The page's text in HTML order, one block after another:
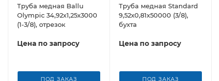
Труба медная Ballu
Olympic 34,92х1,25х3000
(1-3/8), отрезок
Цена по запросу
ПОД ЗАКАЗ
Труба медная Standard
9,52х0,81х50000 (3/8),
бухта
Цена по запросу
ПОД ЗАКАЗ